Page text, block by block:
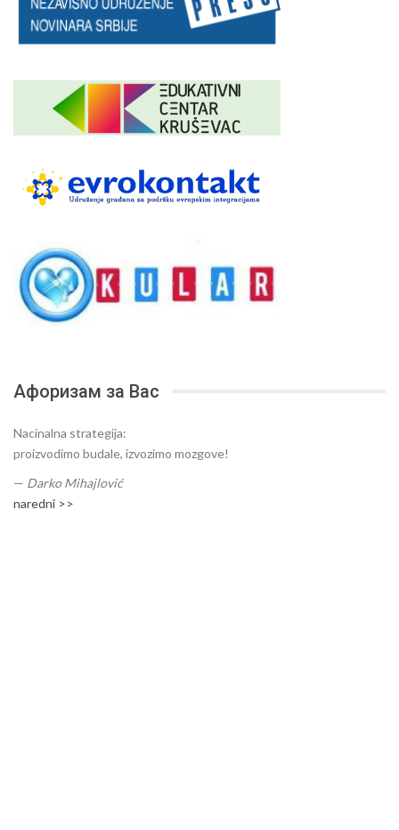
Афоризам за Вас
Nacinalna strategija:
proizvodimo budale, izvozimo mozgove!
— Darko Mihajlović
naredni >>